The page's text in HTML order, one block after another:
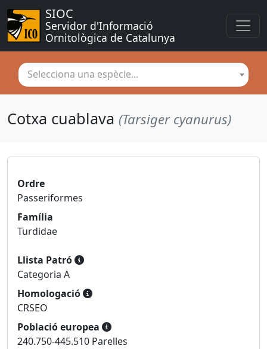
SIOC
Servidor d'Informació
Ornitològica de Catalunya
Selecciona una espècie...
Cotxa cuablava (Tarsiger cyanurus)
Ordre
Passeriformes
Família
Turdidae
Llista Patró
Categoria A
Homologació
CRSEO
Població europea
240.750-445.510 Parelles